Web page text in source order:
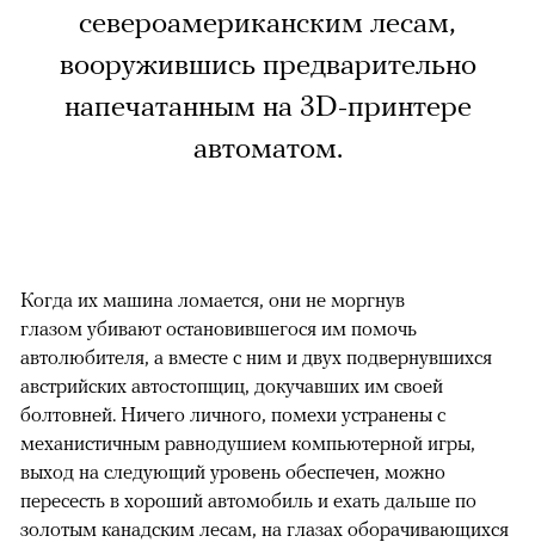
североамериканским лесам,
вооружившись предварительно
напечатанным на 3D-принтере
автоматом.
Когда их машина ломается, они не моргнув
глазом убивают остановившегося им помочь
автолюбителя, а вместе с ним и двух подвернувшихся
австрийских автостопщиц, докучавших им своей
болтовней. Ничего личного, помехи устранены с
механистичным равнодушием компьютерной игры,
выход на следующий уровень обеспечен, можно
пересесть в хороший автомобиль и ехать дальше по
золотым канадским лесам, на глазах оборачивающихся